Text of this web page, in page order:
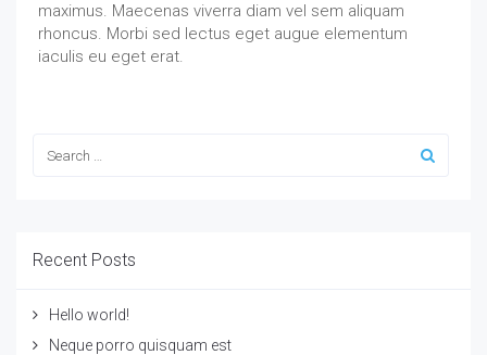
maximus. Maecenas viverra diam vel sem aliquam
rhoncus. Morbi sed lectus eget augue elementum
iaculis eu eget erat.
Recent Posts
Hello world!
Neque porro quisquam est